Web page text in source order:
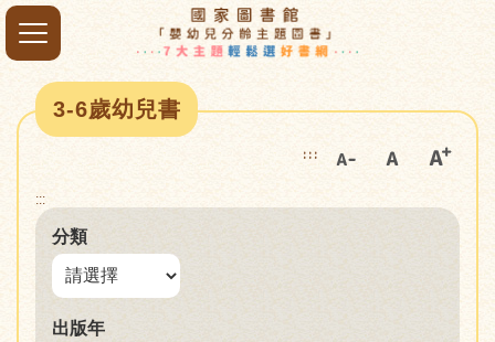
3-6歲幼兒書
:::
:::
分類
出版年